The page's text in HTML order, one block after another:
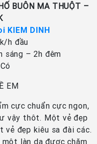
BUÔN MA THUỘT –
KIEM DINH
h đầu
sáng – 2h đêm
EM
cực chuẩn cực ngon,
vậy thôt. Một vẻ đẹp
vẻ đẹp kiêu sa đài các.
làn da được chăm